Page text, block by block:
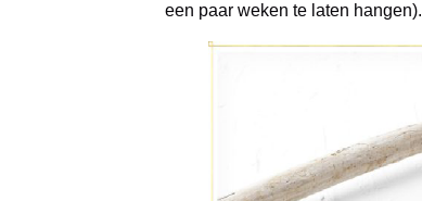
een paar weken te laten hangen).